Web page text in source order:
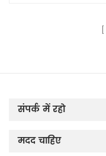
संपर्क में रहो
मदद चाहिए